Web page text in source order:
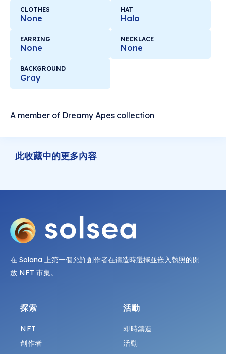
CLOTHES
None
HAT
Halo
EARRING
None
NECKLACE
None
BACKGROUND
Gray
A member of Dreamy Apes collection
此收藏中的更多內容
在 Solana 上第一個允許創作者在鑄造時選擇並嵌入執照的開
放 NFT 市集。
探索
NFT
創作者
活動
即時鑄造
活動